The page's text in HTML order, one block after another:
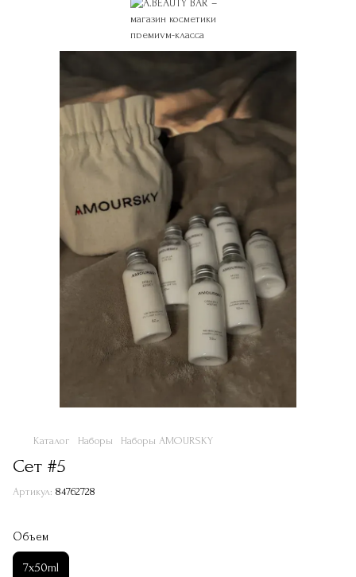
Каталог Наборы Наборы AMOURSKY
Сет #5
Артикул: 84762728
Объем
7х50ml